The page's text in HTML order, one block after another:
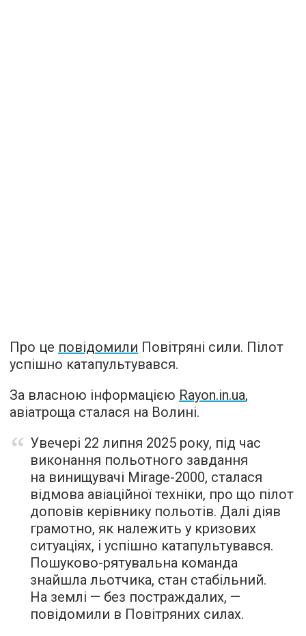
Про це повідомили Повітряні сили. Пілот
успішно катапультувався.
За власною інформацією Rayon.in.ua,
авіатроща сталася на Волині.
Увечері 22 липня 2025 року, під час
виконання польотного завдання
на винищувачі Mirage-2000, сталася
відмова авіаційної техніки, про що пілот
доповів керівнику польотів. Далі діяв
грамотно, як належить у кризових
ситуаціях, і успішно катапультувався.
Пошуково-рятувальна команда
знайшла льотчика, стан стабільний.
На землі — без постраждалих, —
повідомили в Повітряних силах.